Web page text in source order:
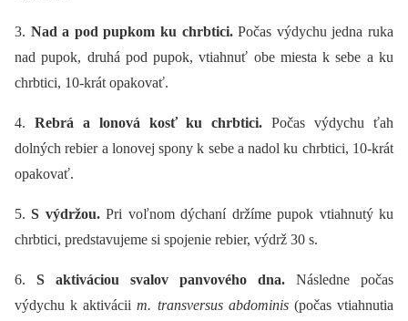
3. Nad a pod pupkom ku chrbtici.Počas výdychu jedna ruka
nad pupok, druhá pod pupok, vtiahnuť obe miesta k sebe a ku
chrbtici, 10-krát opakovať.
4. Rebrá a lonová kosť ku chrbtici.Počas výdychu ťah
dolných rebier a lonovej spony k sebe a nadol ku chrbtici, 10-krát
opakovať.
5.S výdržou.Pri voľnom dýchaní držíme pupok vtiahnutý ku
chrbtici, predstavujeme si spojenie rebier, výdrž 30 s.
6. S aktiváciou svalov panvového dna. Následne počas
výdychu k aktiváciim. transversus abdominis (počas vtiahnutia